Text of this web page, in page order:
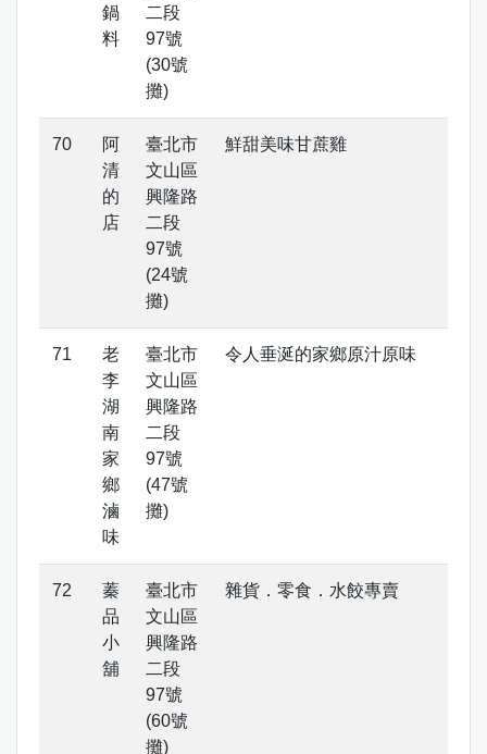
鍋
料
二段
97號
(30號
攤)
阿
清
的
店
臺北市
文山區
興隆路
二段
97號
(24號
攤)
鮮甜美味甘蔗雞
老
李
湖
南
家
鄉
滷
味
臺北市
文山區
興隆路
二段
97號
(47號
攤)
令人垂涎的家鄉原汁原味
蓁
品
小
舖
臺北市
文山區
興隆路
二段
97號
(60號
攤)
雜貨．零食．水餃專賣